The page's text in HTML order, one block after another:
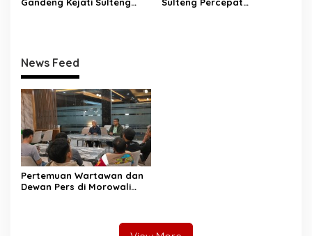
News Feed
Pertemuan Wartawan dan
Dewan Pers di Morowali